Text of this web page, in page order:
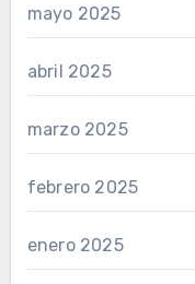
mayo 2025
abril 2025
marzo 2025
febrero 2025
enero 2025